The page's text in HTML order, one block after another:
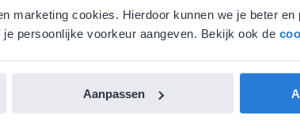
marketing cookies. Hierdoor kunnen we je beter
persoonlijke voorkeur aangeven. Bekijk ook de
Aanpassen